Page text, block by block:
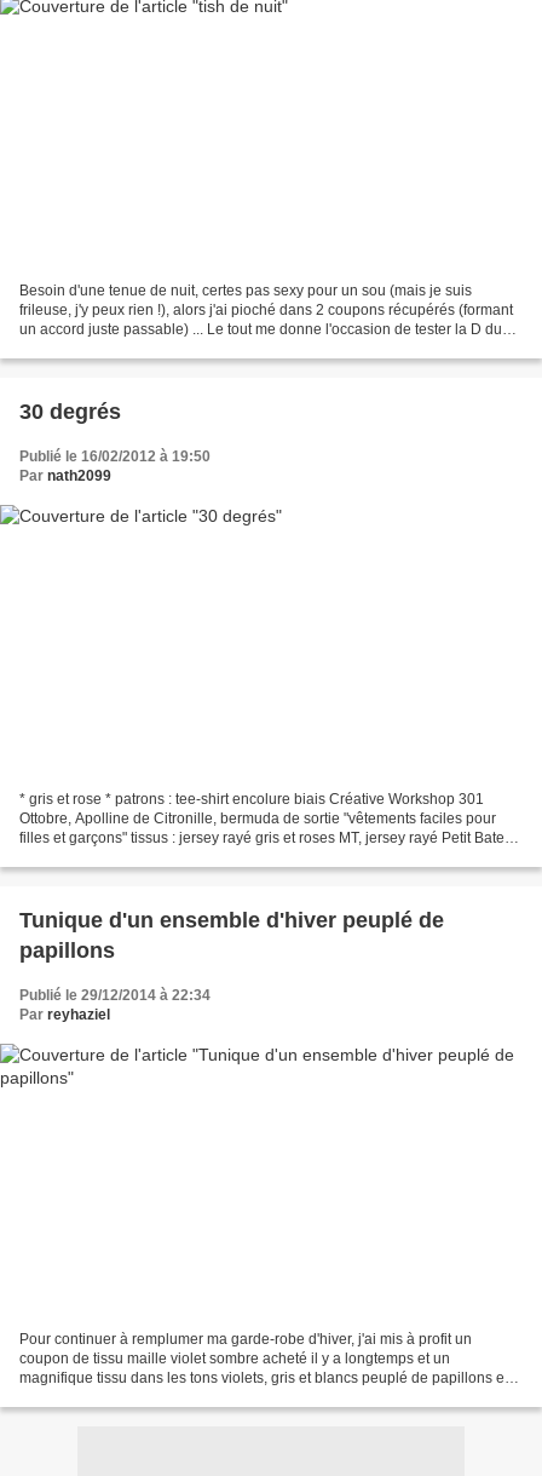
Besoin d'une tenue de nuit, certes pas sexy pour un sou (mais je suis
frileuse, j'y peux rien !), alors j'ai pioché dans 2 coupons récupérés (formant
un accord juste passable) ... Le tout me donne l'occasion de tester la D du
30 degrés
Publié le 16/02/2012 à 19:50
Par nath2099
* gris et rose * patrons : tee-shirt encolure biais Créative Workshop 301
Ottobre, Apolline de Citronille, bermuda de sortie "vêtements faciles pour
filles et garçons" tissus : jersey rayé gris et roses MT, jersey rayé Petit Bateau
Tunique d'un ensemble d'hiver peuplé de
papillons
Publié le 29/12/2014 à 22:34
Par reyhaziel
Pour continuer à remplumer ma garde-robe d'hiver, j'ai mis à profit un
coupon de tissu maille violet sombre acheté il y a longtemps et un
magnifique tissu dans les tons violets, gris et blancs peuplé de papillons en